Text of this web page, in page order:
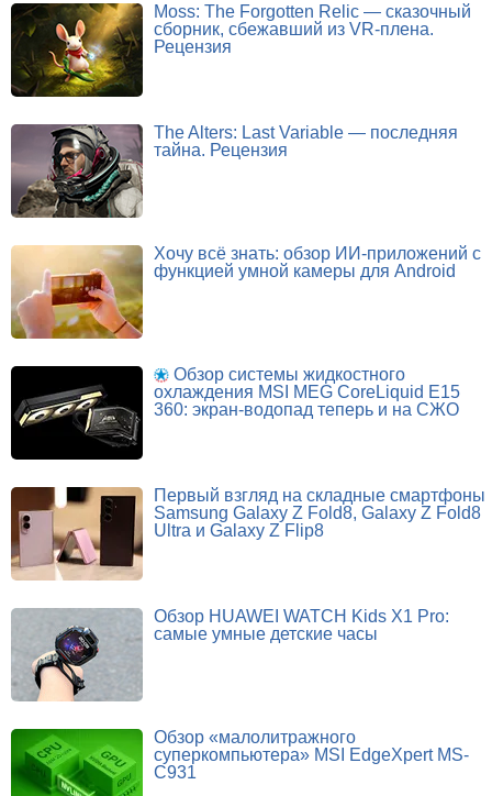
Moss: The Forgotten Relic — сказочный
сборник, сбежавший из VR-плена.
Рецензия
The Alters: Last Variable — последняя
тайна. Рецензия
Хочу всё знать: обзор ИИ-приложений с
функцией умной камеры для Android
Обзор системы жидкостного
охлаждения MSI MEG CoreLiquid E15
360: экран-водопад теперь и на СЖО
Первый взгляд на складные смартфоны
Samsung Galaxy Z Fold8, Galaxy Z Fold8
Ultra и Galaxy Z Flip8
Обзор HUAWEI WATCH Kids X1 Pro:
самые умные детские часы
Обзор «малолитражного
суперкомпьютера» MSI EdgeXpert MS-
C931